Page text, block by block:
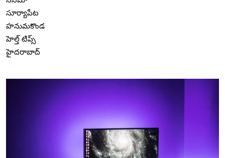
సూర్యాపేట
హనుమకొండ
హెల్త్ టిప్స్
హైదరాబాద్